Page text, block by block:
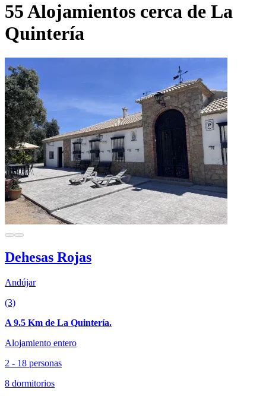
55 Alojamientos cerca de La
Quintería
Dehesas Rojas
Andújar
(3)
A 9.5 Km de La Quintería.
Alojamiento entero
2 - 18 personas
8 dormitorios